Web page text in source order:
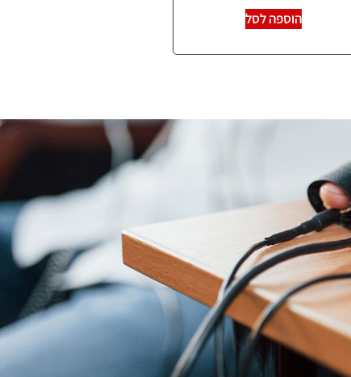
הוספה לסל